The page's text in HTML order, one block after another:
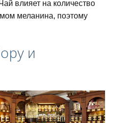
влияет на количество
меланина, поэтому
и